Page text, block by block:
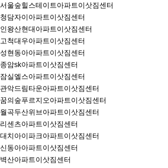
서울숲힐스테이트아파트이삿짐센터
청담자이아파트이삿짐센터
인왕산현대아파트이삿짐센터
고척대우아파트이삿짐센터
성현동아아파트이삿짐센터
종암sk아파트이삿짐센터
잠실엘스아파트이삿짐센터
관악드림타운아파트이삿짐센터
꿈의숲푸르지오아파트이삿짐센터
월곡두산위브아파트이삿짐센터
리센츠아파트이삿짐센터
대치아이파크아파트이삿짐센터
신동아아파트이삿짐센터
벽산아파트이삿짐센터